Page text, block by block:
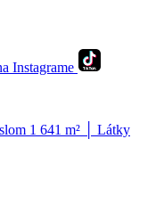
1 641 m² │ Látky